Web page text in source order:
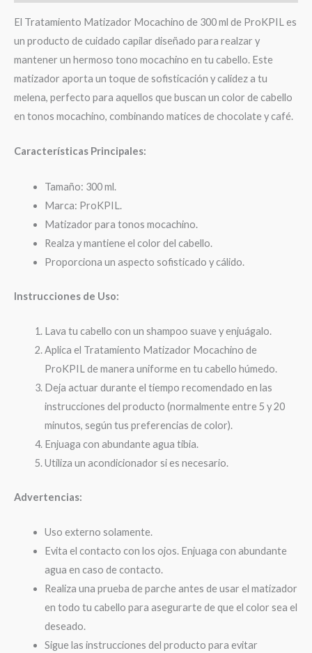
El Tratamiento Matizador Mocachino de 300 ml de ProKPIL es
un producto de cuidado capilar diseñado para realzar y
mantener un hermoso tono mocachino en tu cabello. Este
matizador aporta un toque de sofisticación y calidez a tu
melena, perfecto para aquellos que buscan un color de cabello
en tonos mocachino, combinando matices de chocolate y café.
Características Principales:
Tamaño: 300 ml.
Marca: ProKPIL.
Matizador para tonos mocachino.
Realza y mantiene el color del cabello.
Proporciona un aspecto sofisticado y cálido.
Instrucciones de Uso:
Lava tu cabello con un shampoo suave y enjuágalo.
Aplica el Tratamiento Matizador Mocachino de
ProKPIL de manera uniforme en tu cabello húmedo.
Deja actuar durante el tiempo recomendado en las
instrucciones del producto (normalmente entre 5 y 20
minutos, según tus preferencias de color).
Enjuaga con abundante agua tibia.
Utiliza un acondicionador si es necesario.
Advertencias:
Uso externo solamente.
Evita el contacto con los ojos. Enjuaga con abundante
agua en caso de contacto.
Realiza una prueba de parche antes de usar el matizador
en todo tu cabello para asegurarte de que el color sea el
deseado.
Sigue las instrucciones del producto para evitar